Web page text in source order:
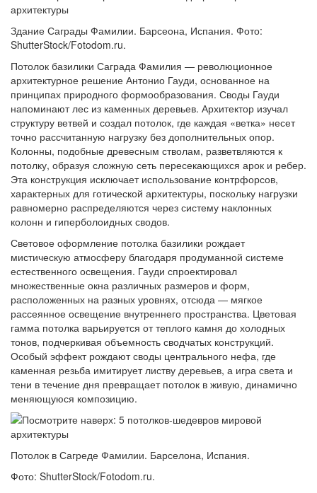
Здание Саграды Фамилии. Барсеона, Испания. Фото:
ShutterStock/Fotodom.ru.
Потолок базилики Саграда Фамилия — революционное
архитектурное решение Антонио Гауди, основанное на
принципах природного формообразования. Своды Гауди
напоминают лес из каменных деревьев. Архитектор изучал
структуру ветвей и создал потолок, где каждая «ветка» несет
точно рассчитанную нагрузку без дополнительных опор.
Колонны, подобные древесным стволам, разветвляются к
потолку, образуя сложную сеть пересекающихся арок и ребер.
Эта конструкция исключает использование контрфорсов,
характерных для готической архитектуры, поскольку нагрузки
равномерно распределяются через систему наклонных
колонн и гиперболоидных сводов.
Световое оформление потолка базилики рождает
мистическую атмосферу благодаря продуманной системе
естественного освещения. Гауди спроектировал
множественные окна различных размеров и форм,
расположенных на разных уровнях, отсюда — мягкое
рассеянное освещение внутреннего пространства. Цветовая
гамма потолка варьируется от теплого камня до холодных
тонов, подчеркивая объемность сводчатых конструкций.
Особый эффект рождают своды центрального нефа, где
каменная резьба имитирует листву деревьев, а игра света и
тени в течение дня превращает потолок в живую, динамично
меняющуюся композицию.
Потолок в Сагреде Фамилии. Барселона, Испания.
Фото: ShutterStock/Fotodom.ru.